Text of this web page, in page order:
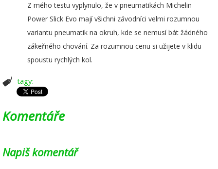
Z mého testu vyplynulo, že v pneumatikách Michelin
Power Slick Evo mají všichni závodníci velmi rozumnou
variantu pneumatik na okruh, kde se nemusí bát žádného
zákeřného chování. Za rozumnou cenu si užijete v klidu
spoustu rychlých kol.
tagy:
Komentáře
Napiš komentář